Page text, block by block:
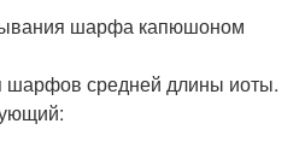
шарфа капюшоном
шарфов средней длины иоты.